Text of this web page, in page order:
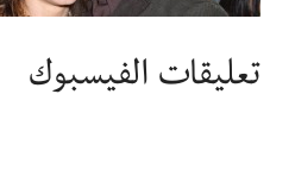
تعليقات الفيسبوك